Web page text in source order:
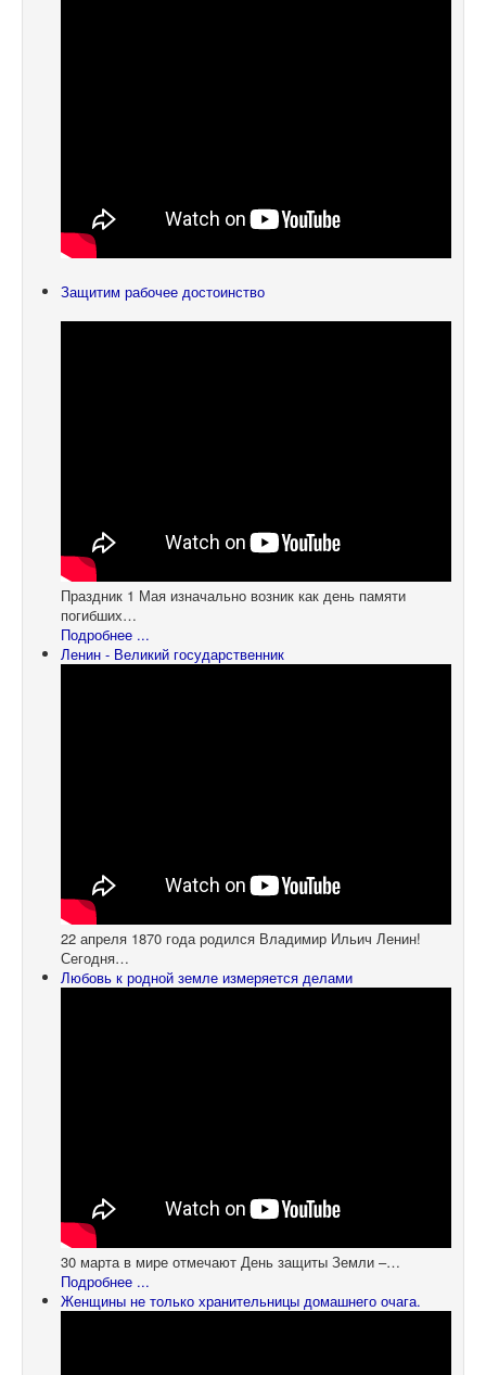
Защитим рабочее достоинство
Праздник 1 Мая изначально возник как день памяти
погибших…
Подробнее ...
Ленин - Великий государственник
22 апреля 1870 года родился Владимир Ильич Ленин!
Сегодня…
Любовь к родной земле измеряется делами
30 марта в мире отмечают День защиты Земли –…
Подробнее ...
Женщины не только хранительницы домашнего очага.